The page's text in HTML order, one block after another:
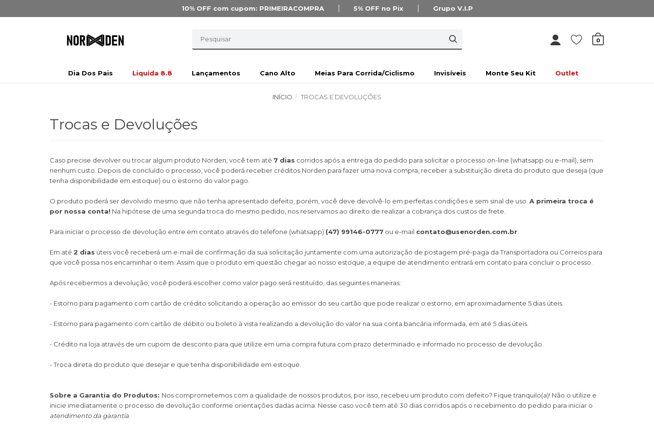
10% OFF com cupom: PRIMEIRACOMPRA 5% OFF no Pix Grupo V.I.P
0
Dia Dos Pais Liquída 8.8 Lançamentos Cano Alto Meias Para Corrida/Ciclismo Invisíveis Monte Seu Kit Outlet
INÍCIO TROCAS E DEVOLUÇÕES
Trocas e Devoluções
Caso precise devolver ou trocar algum produto Norden, você tem até 7 dias corridos após a entrega do pedido para solicitar o processo on-line (whatsapp ou e-mail), sem
nenhum custo. Depois de concluído o processo, você poderá receber créditos Norden para fazer uma nova compra, receber a substituição direta do produto que deseja (que
tenha disponibilidade em estoque) ou o estorno do valor pago.
O produto poderá ser devolvido mesmo que não tenha apresentado defeito, porém, você deve devolvê-lo em perfeitas condições e sem sinal de uso. A primeira troca é
por nossa conta! Na hipótese de uma segunda troca do mesmo pedido, nos reservamos ao direito de realizar a cobrança dos custos de frete.
Para iniciar o processo de devolução entre em contato através do telefone (whatsapp) (47) 99146-0777 ou e-mail contato@usenorden.com.br
Em até 2 dias úteis você receberá um e-mail de confirmação da sua solicitação juntamente com uma autorização de postagem pré-paga da Transportadora ou Correios para
que você possa nos encaminhar o item. Assim que o produto em questão chegar ao nosso estoque, a equipe de atendimento entrará em contato para concluir o processo.
Após recebermos a devolução, você poderá escolher como valor pago será restituído, das seguintes maneiras:
- Estorno para pagamento com cartão de crédito solicitando a operação ao emissor do seu cartão que pode realizar o estorno, em aproximadamente 5 dias úteis.
- Estorno para pagamento com cartão de débito ou boleto à vista realizando a devolução do valor na sua conta bancária informada, em até 5 dias úteis.
- Crédito na loja através de um cupom de desconto para que utilize em uma compra futura com prazo determinado e informado no processo de devolução.
- Troca direta do produto que desejar e que tenha disponibilidade em estoque.
Sobre a Garantia do Produtos: Nos comprometemos com a qualidade de nossos produtos, por isso, recebeu um produto com defeito? Fique tranquilo(a)! Não o utilize e
inicie imediatamente o processo de devolução conforme orientações dadas acima. Nesse caso você tem até 30 dias corridos após o recebimento do pedido para iniciar o
atendimento da garantia